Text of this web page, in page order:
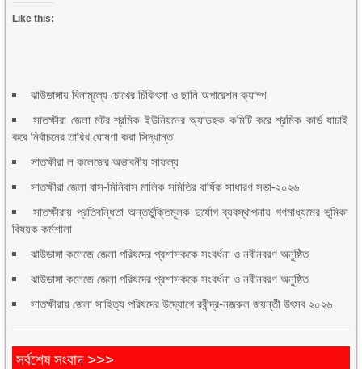
Like this:
ঝাউডাঙ্গায় বিনামূল্যে চোখের চিকিৎসা ও ছানি অপারেশন ক্যাম্প
সাতক্ষীরা জেলা মটর শ্রমিক ইউনিয়নের অ্যাডহক কমিটি করে শ্রমিক কার্ড যাচাই
করে নির্বাচনের তারিখ ঘোষণা করা সিদ্ধান্ত
সাতক্ষীরা ল কলেজের অভাবনীয় সাফল্য
সাতক্ষীরা জেলা বাস-মিনিবাস মালিক সমিতির বার্ষিক সাধারণ সভা-২০২৬
সাতক্ষীরায় প্রতিবন্ধিতা অন্তর্ভুক্তিমূলক দুর্যোগ ব্যবস্থাপনায় গণমাধ্যমের ভূমিকা
বিষয়ক কর্মশালা
ঝাউডাঙ্গা কলেজে জেলা পরিষদের প্রশাসককে সংবর্ধনা ও নবীনবরণ অনুষ্ঠিত
ঝাউডাঙ্গা কলেজে জেলা পরিষদের প্রশাসককে সংবর্ধনা ও নবীনবরণ অনুষ্ঠিত
সাতক্ষীরায় জেলা সাহিত্য পরিষদের উদ্যোগে রবীন্দ্র-নজরুল জয়ন্তী উৎসব ২০২৬
সর্বশেষ সংবাদ >>>